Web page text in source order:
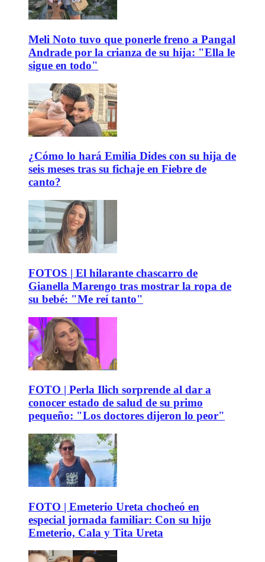
Meli Noto tuvo que ponerle freno a Pangal
Andrade por la crianza de su hija: "Ella le
sigue en todo"
¿Cómo lo hará Emilia Dides con su hija de
seis meses tras su fichaje en Fiebre de
canto?
FOTOS | El hilarante chascarro de
Gianella Marengo tras mostrar la ropa de
su bebé: "Me reí tanto"
FOTO | Perla Ilich sorprende al dar a
conocer estado de salud de su primo
pequeño: "Los doctores dijeron lo peor"
FOTO | Emeterio Ureta chocheó en
especial jornada familiar: Con su hijo
Emeterio, Cala y Tita Ureta